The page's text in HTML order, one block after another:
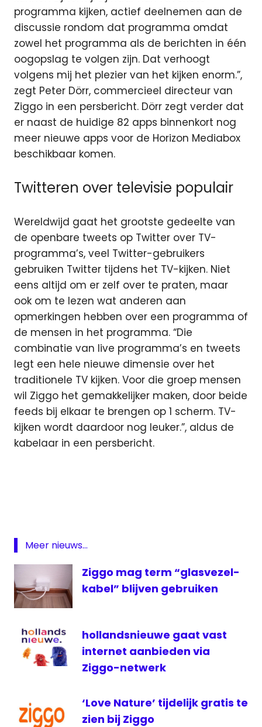
programma kijken, actief deelnemen aan de
discussie rondom dat programma omdat
zowel het programma als de berichten in één
oogopslag te volgen zijn. Dat verhoogt
volgens mij het plezier van het kijken enorm.”,
zegt Peter Dörr, commercieel directeur van
Ziggo in een persbericht. Dörr zegt verder dat
er naast de huidige 82 apps binnenkort nog
meer nieuwe apps voor de Horizon Mediabox
beschikbaar komen.
Twitteren over televisie populair
Wereldwijd gaat het grootste gedeelte van
de openbare tweets op Twitter over TV-
programma’s, veel Twitter-gebruikers
gebruiken Twitter tijdens het TV-kijken. Niet
eens altijd om er zelf over te praten, maar
ook om te lezen wat anderen aan
opmerkingen hebben over een programma of
de mensen in het programma. “Die
combinatie van live programma’s en tweets
legt een hele nieuwe dimensie over het
traditionele TV kijken. Voor die groep mensen
wil Ziggo het gemakkelijker maken, door beide
feeds bij elkaar te brengen op 1 scherm. TV-
kijken wordt daardoor nog leuker.”, aldus de
kabelaar in een persbericht.
Twitter
Twitter
ziggo
Meer nieuws...
Ziggo mag term “glasvezel-
kabel” blijven gebruiken
hollandsnieuwe gaat vast
internet aanbieden via
Ziggo-netwerk
‘Love Nature’ tijdelijk gratis te
zien bij Ziggo